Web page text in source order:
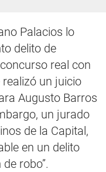
Palacios lo
delito de
real con
realizó un juicio
Augusto Barros
un jurado
de la Capital,
en un delito
robo”.